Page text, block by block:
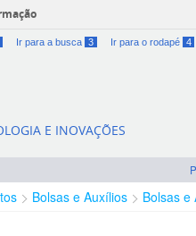
Ir para a busca 3 Ir para o rodapé 4
E INOVAÇÕES
Bolsas e Auxílios Bolsas e